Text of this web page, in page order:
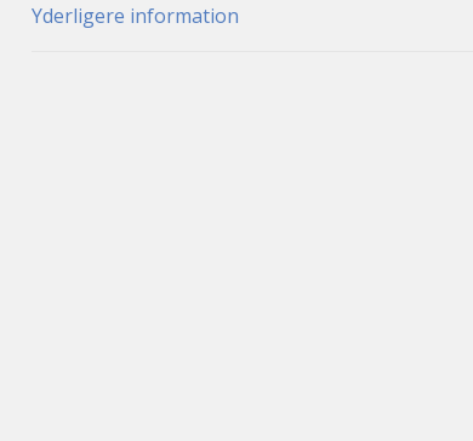
Yderligere information